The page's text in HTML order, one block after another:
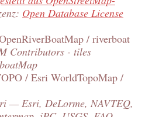
Open Database License
/ riverboat
Contributors - tiles
/ Esri WorldTopoMap /
— Esri, DeLorme, NAVTEQ,